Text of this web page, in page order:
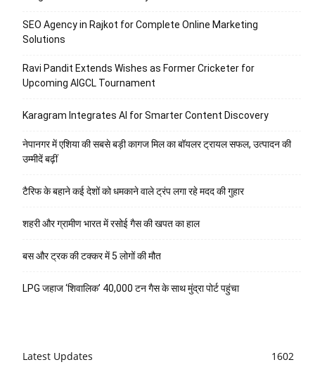
SEO Agency in Rajkot for Complete Online Marketing
Solutions
Ravi Pandit Extends Wishes as Former Cricketer for
Upcoming AIGCL Tournament
Karagram Integrates AI for Smarter Content Discovery
नेपानगर में एशिया की सबसे बड़ी कागज मिल का बॉयलर ट्रायल सफल, उत्पादन की
उम्मीदें बढ़ीं
टैरिफ के बहाने कई देशों को धमकाने वाले ट्रंप लगा रहे मदद की गुहार
शहरी और ग्रामीण भारत में रसोई गैस की खपत का हाल
बस और ट्रक की टक्कर में 5 लोगों की मौत
LPG जहाज ‘शिवालिक’ 40,000 टन गैस के साथ मुंद्रा पोर्ट पहुंचा
Latest Updates
1602